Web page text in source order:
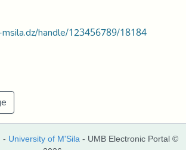
handle/123456789/18184
- University of M'Sila - UMB Electronic Portal ©